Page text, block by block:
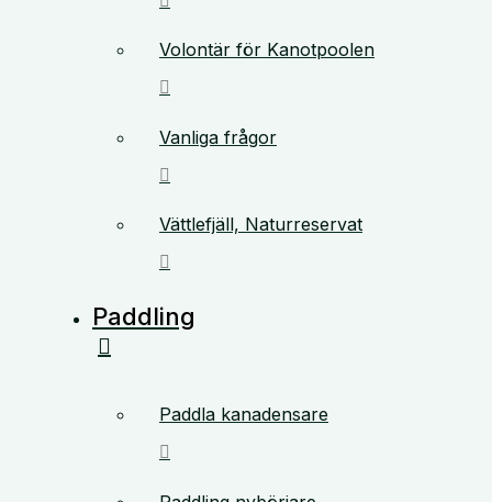
Volontär för Kanotpoolen
Vanliga frågor
Vättlefjäll, Naturreservat
Paddling
Paddla kanadensare